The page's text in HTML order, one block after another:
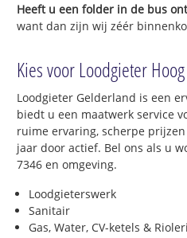
Heeft u een folder in de bus
want dan zijn wij zéér
Kies voor Loodgieter
Loodgieter Gelderland is een
biedt u een maatwerk service
ruime ervaring, scherpe
jaar door actief. Bel ons als u
7346 en omgeving.
Loodgieterswerk
Sanitair
Gas, Water, CV-ketels &